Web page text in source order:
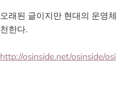
오래된 글이지만 현대의 운영
천한다.
http://osinside.net/osinside/